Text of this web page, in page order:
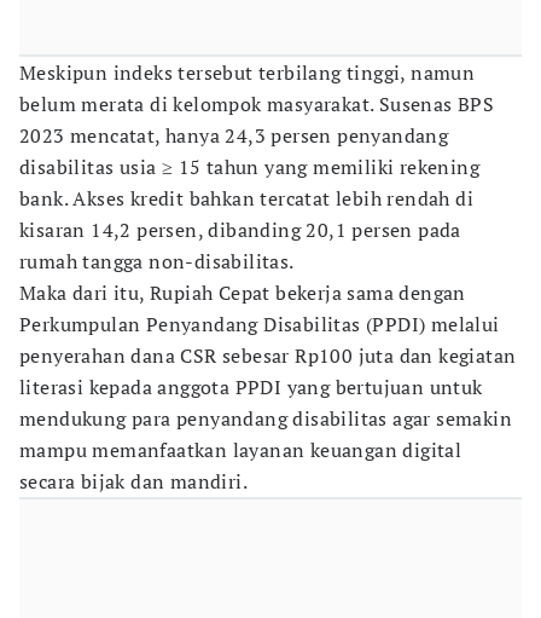
Meskipun indeks tersebut terbilang tinggi, namun
belum merata di kelompok masyarakat. Susenas BPS
2023 mencatat, hanya 24,3 persen penyandang
disabilitas usia ≥ 15 tahun yang memiliki rekening
bank. Akses kredit bahkan tercatat lebih rendah di
kisaran 14,2 persen, dibanding 20,1 persen pada
rumah tangga non-disabilitas.
Maka dari itu, Rupiah Cepat bekerja sama dengan
Perkumpulan Penyandang Disabilitas (PPDI) melalui
penyerahan dana CSR sebesar Rp100 juta dan kegiatan
literasi kepada anggota PPDI yang bertujuan untuk
mendukung para penyandang disabilitas agar semakin
mampu memanfaatkan layanan keuangan digital
secara bijak dan mandiri.